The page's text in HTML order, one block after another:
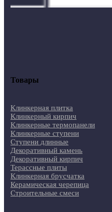
Товары
Клинкерная плитка
Клинкерный кирпич
Клинкерные термопанели
Клинкерные ступени
Ступени длинные
Декоративный камень
Декоративный кирпич
Терассные плиты
Клинкерная брусчатка
Керамическая черепица
Строительные смеси